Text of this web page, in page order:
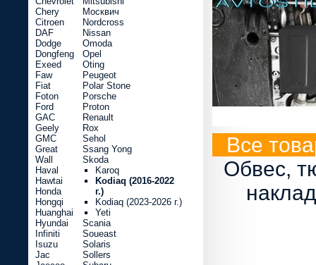
Все
Обвес,
Chery
Citroen
DAF
Dodge
Dongfeng
Exeed
Faw
Fiat
Foton
Ford
GAC
Geely
GMC
Great
Wall
Haval
Hawtai
Honda
Hongqi
Huanghai
Hyundai
Infiniti
Isuzu
Jac
Москвич
Nordcross
Nissan
Omoda
Opel
Oting
Peugeot
Polar Stone
Porsche
Proton
Renault
Rox
Sehol
Ssang Yong
Skoda
Karoq
Kodiaq (2016-2022
г.)
Kodiaq (2023-2026 г.)
Yeti
Scania
Soueast
Solaris
Sollers